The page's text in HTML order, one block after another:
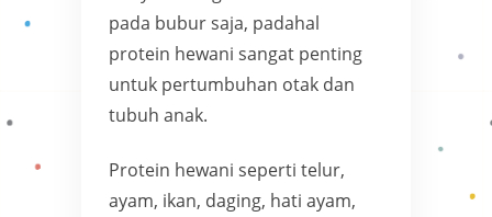
pada bubur saja, padahal
protein hewani sangat penting
untuk pertumbuhan otak dan
tubuh anak.
Protein hewani seperti telur,
ayam, ikan, daging, hati ayam,